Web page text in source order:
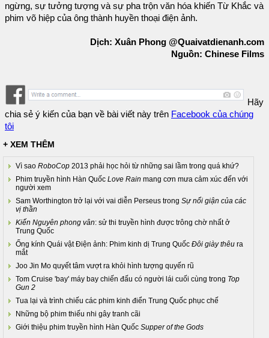
ngừng, sự tưởng tượng và sự pha trộn văn hóa khiến Từ Khắc và
phim võ hiệp của ông thành huyền thoại điện ảnh.
Dịch: Xuân Phong @Quaivatdienanh.com
Nguồn: Chinese Films
Hãy
chia sẻ ý kiến của bạn về bài viết này trên Facebook của chúng
tôi
+ XEM THÊM
Vì sao RoboCop 2013 phải học hỏi từ những sai lầm trong quá khứ?
Phim truyền hình Hàn Quốc Love Rain mang cơn mưa cảm xúc đến với
người xem
Sam Worthington trở lại với vai diễn Perseus trong Sự nổi giận của các
vị thần
Kiến Nguyên phong vân: sử thi truyền hình được trông chờ nhất ở
Trung Quốc
Ống kính Quái vật Điện ảnh: Phim kinh dị Trung Quốc Đôi giày thêu ra
mắt
Joo Jin Mo quyết tâm vượt ra khỏi hình tượng quyến rũ
Tom Cruise 'bay' máy bay chiến đấu có người lái cuối cùng trong Top
Gun 2
Tua lại và trình chiếu các phim kinh điển Trung Quốc phục chế
Những bộ phim thiếu nhi gây tranh cãi
Giới thiệu phim truyền hình Hàn Quốc Supper of the Gods